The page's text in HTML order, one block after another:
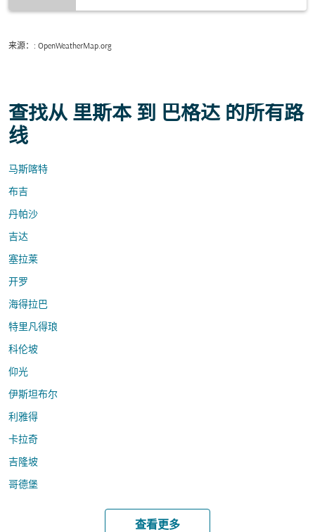
来源： : OpenWeatherMap.org
查找从 里斯本 到 巴格达 的所有路
线
马斯喀特
布吉
丹帕沙
吉达
塞拉莱
开罗
海得拉巴
特里凡得琅
科伦坡
仰光
伊斯坦布尔
利雅得
卡拉奇
吉隆坡
哥德堡
查看更多